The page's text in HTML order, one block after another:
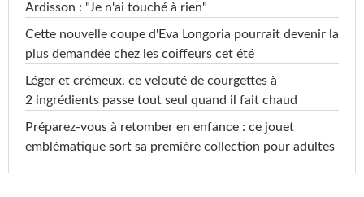
Ardisson : "Je n'ai touché à rien"
Cette nouvelle coupe d'Eva Longoria pourrait devenir la
plus demandée chez les coiffeurs cet été
Léger et crémeux, ce velouté de courgettes à
2 ingrédients passe tout seul quand il fait chaud
Préparez-vous à retomber en enfance : ce jouet
emblématique sort sa première collection pour adultes